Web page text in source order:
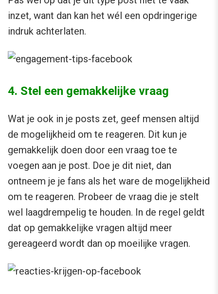
inzet, want dan kan het wél een opdringerige
indruk achterlaten.
4. Stel een gemakkelijke vraag
Wat je ook in je posts zet, geef mensen altijd
de mogelijkheid om te reageren. Dit kun je
gemakkelijk doen door een vraag toe te
voegen aan je post. Doe je dit niet, dan
ontneem je je fans als het ware de mogelijkheid
om te reageren. Probeer de vraag die je stelt
wel laagdrempelig te houden. In de regel geldt
dat op gemakkelijke vragen altijd meer
gereageerd wordt dan op moeilijke vragen.